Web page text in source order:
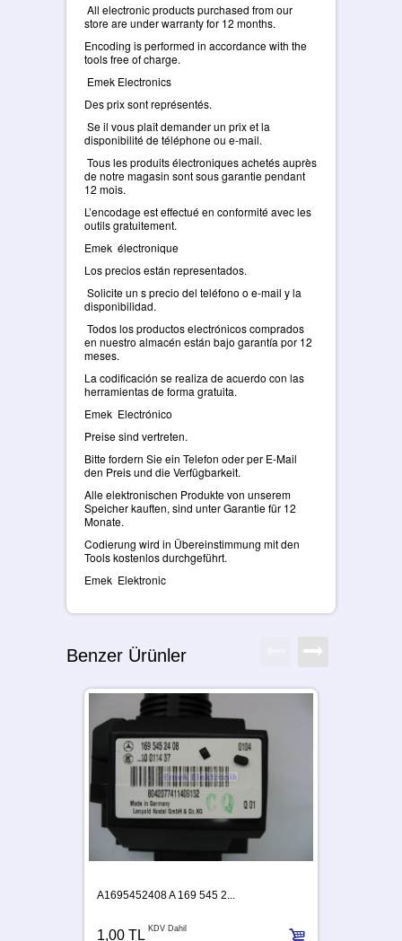
All electronic products purchased from our
store are under warranty for 12 months.
Encoding is performed in accordance with the
tools free of charge.
Emek Electronics
Des prix sont représentés.
Se il vous plaît demander un prix et la
disponibilité de téléphone ou e-mail.
Tous les produits électroniques achetés auprès
de notre magasin sont sous garantie pendant
12 mois.
L’encodage est effectué en conformité avec les
outils gratuitement.
Emek électronique
Los precios están representados.
Solicite un s precio del teléfono o e-mail y la
disponibilidad.
Todos los productos electrónicos comprados
en nuestro almacén están bajo garantía por 12
meses.
La codificación se realiza de acuerdo con las
herramientas de forma gratuita.
Emek Electrónico
Preise sind vertreten.
Bitte fordern Sie ein Telefon oder per E-Mail
den Preis und die Verfügbarkeit.
Alle elektronischen Produkte von unserem
Speicher kauften, sind unter Garantie für 12
Monate.
Codierung wird in Übereinstimmung mit den
Tools kostenlos durchgeführt.
Emek Elektronic
Benzer Ürünler
A1695452408 A 169 545 2...
1,00 TL KDV Dahil